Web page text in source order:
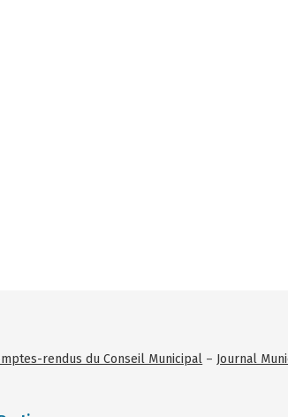
rendus du Conseil Municipal – Journal